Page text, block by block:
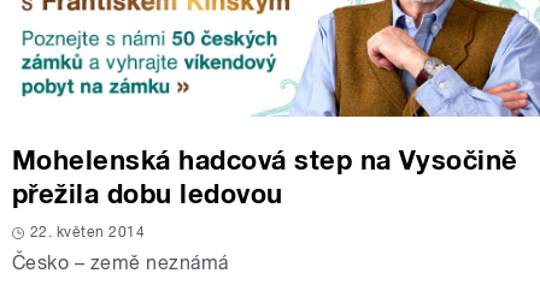
Mohelenská hadcová step na Vysočině
přežila dobu ledovou
22. květen 2014
Česko – země neznámá